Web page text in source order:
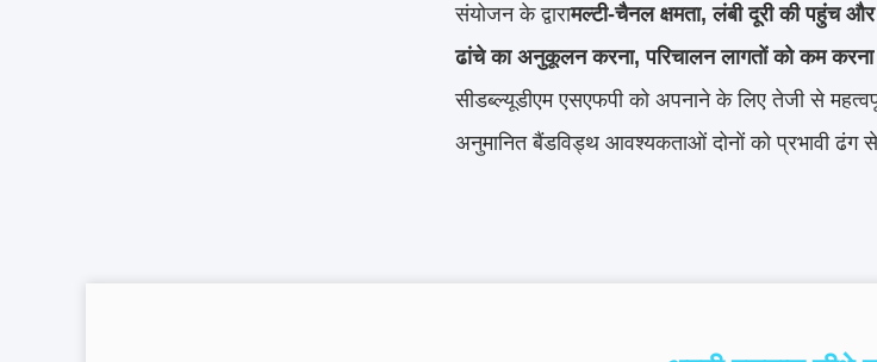
संयोजन के द्वारामल्टी-चैनल क्षमता, लंबी दूरी की पहुंच
ढांचे का अनुकूलन करना, परिचालन लागतों को कम
सीडब्ल्यूडीएम एसएफपी को अपनाने के लिए तेजी से
अनुमानित बैंडविड्थ आवश्यकताओं दोनों को प्रभावी ढंग